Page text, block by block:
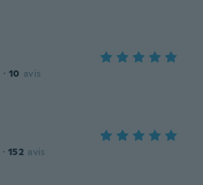
· 10 avis
· 152 avis